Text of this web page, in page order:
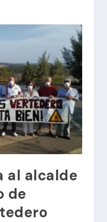
al alcalde
de